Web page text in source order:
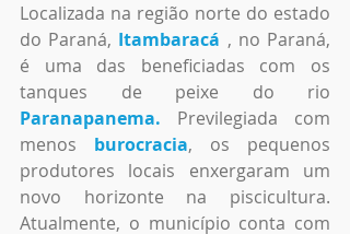
Localizada na região norte do estado
do Paraná, Itambaracá , no Paraná,
é uma das beneficiadas com os
Paranapanema. Previlegiada com
menos burocracia, os pequenos
produtores locais enxergaram um
novo horizonte na piscicultura.
Atualmente, o município conta com